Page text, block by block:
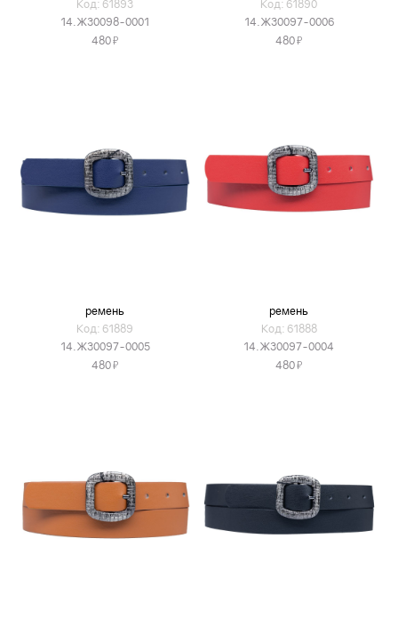
Код: 61893
14.Ж30098-0001
480Я
Код: 61890
14.Ж30097-0006
480Я
ремень
Код: 61889
14.Ж30097-0005
480Я
ремень
Код: 61888
14.Ж30097-0004
480Я